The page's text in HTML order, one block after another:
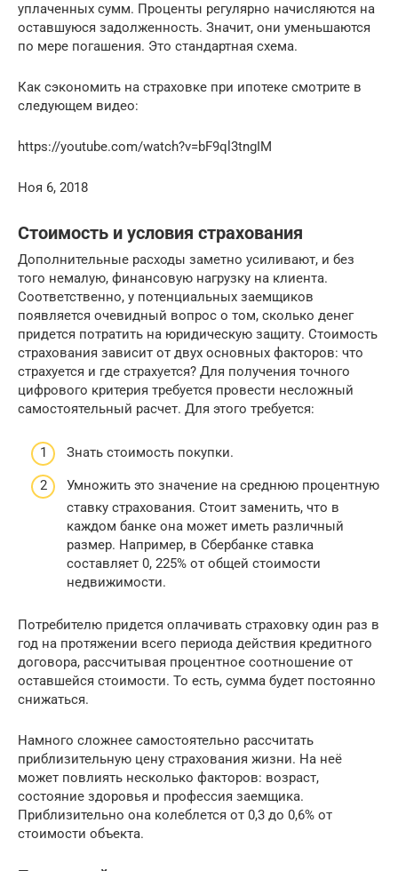
уплаченных сумм. Проценты регулярно начисляются на
оставшуюся задолженность. Значит, они уменьшаются
по мере погашения. Это стандартная схема.
Как сэкономить на страховке при ипотеке смотрите в
следующем видео:
https://youtube.com/watch?v=bF9ql3tngIM
Ноя 6, 2018
Стоимость и условия страхования
Дополнительные расходы заметно усиливают, и без
того немалую, финансовую нагрузку на клиента.
Соответственно, у потенциальных заемщиков
появляется очевидный вопрос о том, сколько денег
придется потратить на юридическую защиту. Стоимость
страхования зависит от двух основных факторов: что
страхуется и где страхуется? Для получения точного
цифрового критерия требуется провести несложный
самостоятельный расчет. Для этого требуется:
Знать стоимость покупки.
Умножить это значение на среднюю процентную
ставку страхования. Стоит заменить, что в
каждом банке она может иметь различный
размер. Например, в Сбербанке ставка
составляет 0, 225% от общей стоимости
недвижимости.
Потребителю придется оплачивать страховку один раз в
год на протяжении всего периода действия кредитного
договора, рассчитывая процентное соотношение от
оставшейся стоимости. То есть, сумма будет постоянно
снижаться.
Намного сложнее самостоятельно рассчитать
приблизительную цену страхования жизни. На неё
может повлиять несколько факторов: возраст,
состояние здоровья и профессия заемщика.
Приблизительно она колеблется от 0,3 до 0,6% от
стоимости объекта.